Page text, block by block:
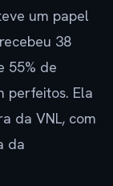
um papel
38
55% de
perfeitos. Ela
da VNL, com
da